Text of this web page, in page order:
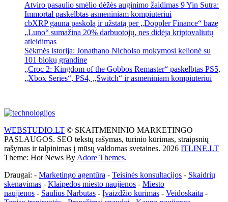
Atviro pasaulio smėlio dėžės auginimo žaidimas 9 Yin Sutra:
Immortal paskelbtas asmeniniam kompiuteriui
cbXRP gauna paskolą ir užstatą per „Doppler Finance“ bazę
„Luno“ sumažina 20% darbuotojų, nes didėja kriptovaliutų
atleidimas
Sėkmės istorija: Jonathano Nicholso mokymosi kelionė su
101 blokų grandine
„Croc 2: Kingdom of the Gobbos Remaster“ paskelbtas PS5,
„Xbox Series“, PS4, „Switch“ ir asmeniniam kompiuteriui
WEBSTUDIO.LT © SKAITMENINIO MARKETINGO
PASLAUGOS. SEO tekstų rašymas, turinio kūrimas, straipsnių
rašymas ir talpinimas į mūsų valdomas svetaines. 2026 ITLINE.LT
Theme: Hot News By Adore Themes.
Draugai: - Marketingo agentūra - Teisinės konsultacijos - Skaidrių
skenavimas - Klaipedos miesto naujienos - Miesto
naujienos - Saulius Narbutas - Įvaizdžio kūrimas - Veidoskaita -